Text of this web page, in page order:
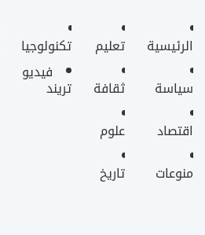
الرئيسية
سياسة
اقتصاد
منوعات
تعليم
ثقافة
علوم
تاريخ
تكنولوجيا
فيديو
تريند